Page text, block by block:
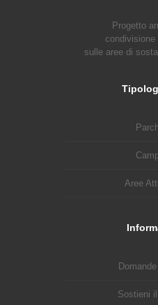
Progetto
condivisione
sulle aree di
Aree
Sostieni